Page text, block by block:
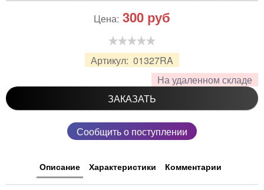
Артикул: 01327RA
На удаленном складе
ЗАКАЗАТЬ
Цена: 300 руб
Сообщить о поступлении
Описание Характеристики Комментарии